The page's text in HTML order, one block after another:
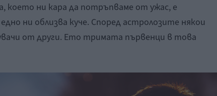
което ни кара да потръпваме от ужас, е
ни облизва куче. Според астролозите някои
от други. Ето тримата първенци в това